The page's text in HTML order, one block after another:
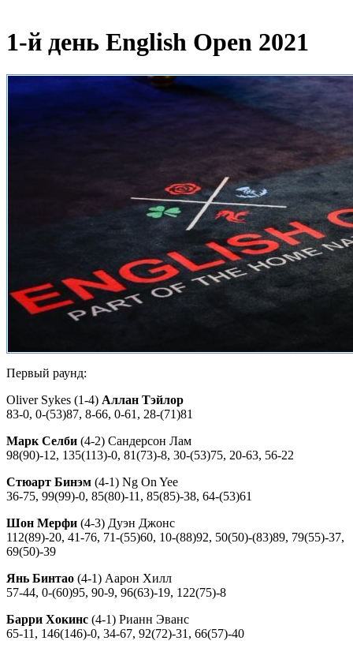
1-й день English Open 2021
Первый раунд:
Oliver Sykes (1-4) Аллан Тэйлор
83-0, 0-(53)87, 8-66, 0-61, 28-(71)81
Марк Селби (4-2) Сандерсон Лам
98(90)-12, 135(113)-0, 81(73)-8, 30-(53)75, 20-63, 56-22
Стюарт Бинэм (4-1) Ng On Yee
36-75, 99(99)-0, 85(80)-11, 85(85)-38, 64-(53)61
Шон Мерфи (4-3) Дуэн Джонс
112(89)-20, 41-76, 71-(55)60, 10-(88)92, 50(50)-(83)89, 79(55)-37,
69(50)-39
Янь Бинтао (4-1) Аарон Хилл
57-44, 0-(60)95, 90-9, 96(63)-19, 122(75)-8
Барри Хокинс (4-1) Рианн Эванс
65-11, 146(146)-0, 34-67, 92(72)-31, 66(57)-40